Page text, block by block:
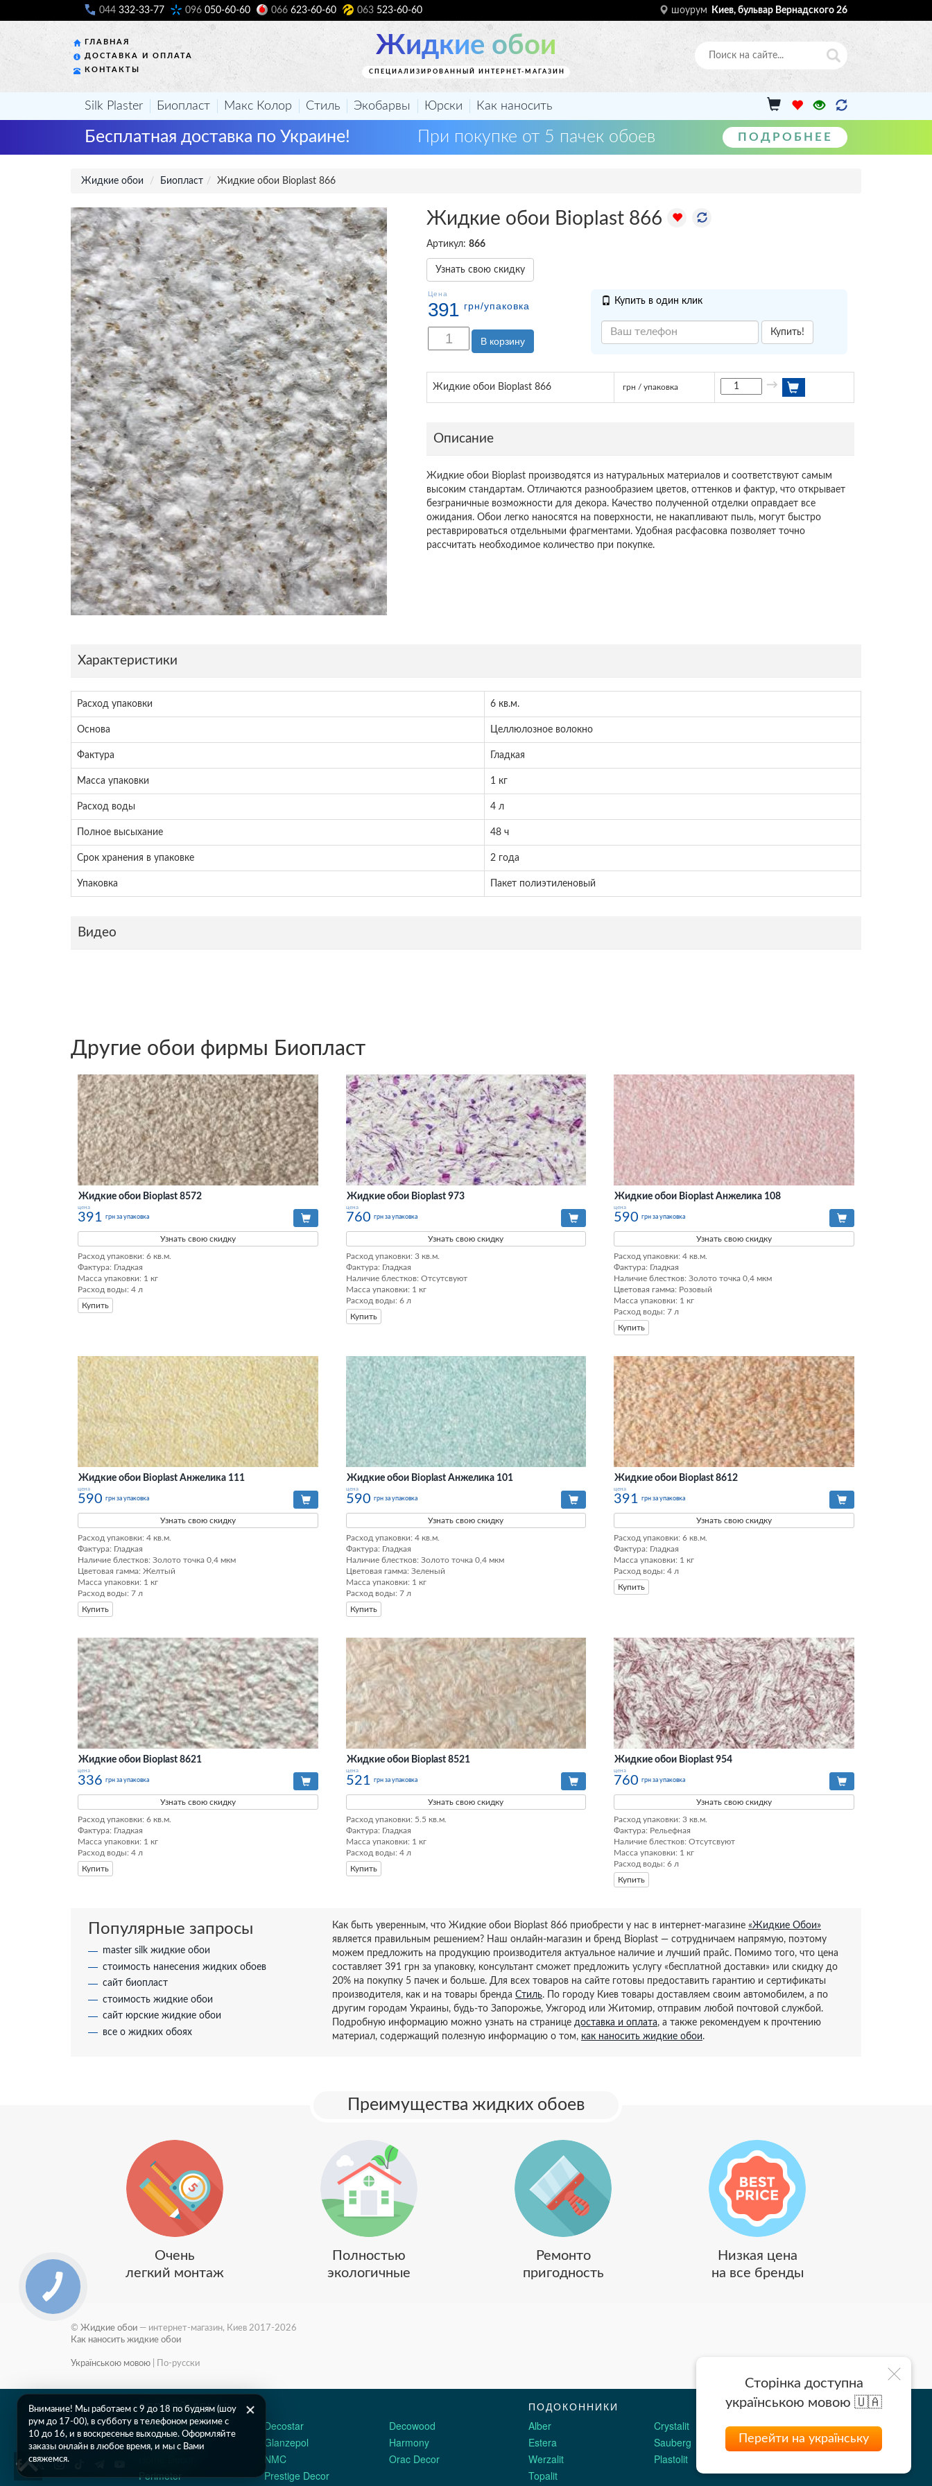
044 332-33-77 096 050-60-60 066 623-60-60 063 523-60-60 шоурум Киев, бульвар Вернадского 26
ГЛАВНАЯ
ДОСТАВКА И ОПЛАТА
КОНТАКТЫ
Жидкие обои
СПЕЦИАЛИЗИРОВАННЫЙ ИНТЕРНЕТ-МАГАЗИН
Silk Plaster Биопласт Макс Колор Стиль Экобарвы Юрски Как наносить
Бесплатная доставка по Украине! При покупке от 5 пачек обоев ПОДРОБНЕЕ
Жидкие обои Биопласт Жидкие обои Bioplast 866
Жидкие обои Bioplast 866
Артикул: 866
Узнать свою скидку
Цена
391 грн/упаковка
В корзину
Купить в один клик
Купить!
Жидкие обои Bioplast 866 грн / упаковка →
Описание
Жидкие обои Bioplast производятся из натуральных материалов и соответствуют самым
высоким стандартам. Отличаются разнообразием цветов, оттенков и фактур, что открывает
безграничные возможности для декора. Качество полученной отделки оправдает все
ожидания. Обои легко наносятся на поверхности, не накапливают пыль, могут быстро
реставрироваться отдельными фрагментами. Удобная расфасовка позволяет точно
рассчитать необходимое количество при покупке.
Характеристики
Расход упаковки 6 кв.м.
Основа Целлюлозное волокно
Фактура Гладкая
Масса упаковки 1 кг
Расход воды 4 л
Полное высыхание 48 ч
Срок хранения в упаковке 2 года
Упаковка Пакет полиэтиленовый
Видео
Другие обои фирмы Биопласт
Жидкие обои Bioplast 8572
цена
391 грн за упаковка
Узнать свою скидку
Расход упаковки: 6 кв.м.
Фактура: Гладкая
Масса упаковки: 1 кг
Расход воды: 4 л
Купить
Жидкие обои Bioplast 973
цена
760 грн за упаковка
Узнать свою скидку
Расход упаковки: 3 кв.м.
Фактура: Гладкая
Наличие блестков: Отсутсвуют
Масса упаковки: 1 кг
Расход воды: 6 л
Купить
Жидкие обои Bioplast Анжелика 108
цена
590 грн за упаковка
Узнать свою скидку
Расход упаковки: 4 кв.м.
Фактура: Гладкая
Наличие блестков: Золото точка 0,4 мкм
Цветовая гамма: Розовый
Масса упаковки: 1 кг
Расход воды: 7 л
Купить
Жидкие обои Bioplast Анжелика 111
цена
590 грн за упаковка
Узнать свою скидку
Расход упаковки: 4 кв.м.
Фактура: Гладкая
Наличие блестков: Золото точка 0,4 мкм
Цветовая гамма: Желтый
Масса упаковки: 1 кг
Расход воды: 7 л
Купить
Жидкие обои Bioplast Анжелика 101
цена
590 грн за упаковка
Узнать свою скидку
Расход упаковки: 4 кв.м.
Фактура: Гладкая
Наличие блестков: Золото точка 0,4 мкм
Цветовая гамма: Зеленый
Масса упаковки: 1 кг
Расход воды: 7 л
Купить
Жидкие обои Bioplast 8612
цена
391 грн за упаковка
Узнать свою скидку
Расход упаковки: 6 кв.м.
Фактура: Гладкая
Масса упаковки: 1 кг
Расход воды: 4 л
Купить
Жидкие обои Bioplast 8621
цена
336 грн за упаковка
Узнать свою скидку
Расход упаковки: 6 кв.м.
Фактура: Гладкая
Масса упаковки: 1 кг
Расход воды: 4 л
Купить
Жидкие обои Bioplast 8521
цена
521 грн за упаковка
Узнать свою скидку
Расход упаковки: 5.5 кв.м.
Фактура: Гладкая
Масса упаковки: 1 кг
Расход воды: 4 л
Купить
Жидкие обои Bioplast 954
цена
760 грн за упаковка
Узнать свою скидку
Расход упаковки: 3 кв.м.
Фактура: Рельефная
Наличие блестков: Отсутсвуют
Масса упаковки: 1 кг
Расход воды: 6 л
Купить
Популярные запросы
master silk жидкие обои
стоимость нанесения жидких обоев
сайт биопласт
стоимость жидкие обои
сайт юрские жидкие обои
все о жидких обоях
Как быть уверенным, что Жидкие обои Bioplast 866 приобрести у нас в интернет-магазине «Жидкие Обои»
является правильным решением? Наш онлайн-магазин и бренд Bioplast — сотрудничаем напрямую, поэтому
можем предложить на продукцию производителя актуальное наличие и лучший прайс. Помимо того, что цена
составляет 391 грн за упаковку, консультант сможет предложить услугу «бесплатной доставки» или скидку до
20% на покупку 5 пачек и больше. Для всех товаров на сайте готовы предоставить гарантию и сертификаты
производителя, как и на товары бренда Стиль. По городу Киев товары доставляем своим автомобилем, а по
другим городам Украины, будь-то Запорожье, Ужгород или Житомир, отправим любой почтовой службой.
Подробную информацию можно узнать на странице доставка и оплата, а также рекомендуем к прочтению
материал, содержащий полезную информацию о том, как наносить жидкие обои.
Преимущества жидких обоев
Очень
легкий монтаж
Полностью
экологичные
Ремонто
пригодность
Низкая цена
на все бренды
© Жидкие обои — интернет-магазин, Киев 2017-2026
Как наносить жидкие обои
Українською мовою По-русски
ЛЕПНОЙ ДЕКОР
Classic Home
Decostar
Decowood
Gaudi Decor
Glanzepol
Harmony
NMC
Orac Decor
Perimeter
Prestige Decor
ПОДОКОННИКИ
Alber
Crystalit
Estera
Sauberg
Werzalit
Plastolit
Topalit
МАГАЗИНЫ
Двери Omis
Stickerwall
Внимание! Мы работаем c 9 до 18 по будням (шоу
рум до 17-00), в субботу в телефоном режиме с
10 до 16, и в воскресенье выходные. Оформляйте
заказы онлайн в любое время, и мы с Вами
свяжемся.
Сторінка доступна
українською мовою 🇺🇦
Перейти на українську